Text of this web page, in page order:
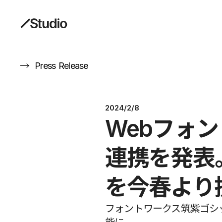
→ Press Release
2024/2/8
Webフォ
連携を発
を今春よ
フォントワークス筑紫ゴ